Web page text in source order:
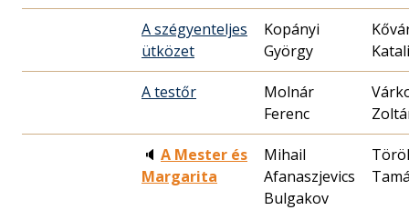
A szégyenteljes
ütközet
Kopányi
György
A testőr
Molnár
Ferenc
🔈 A Mester és
Margarita
Mihail
Afanaszjevics
Bulgakov